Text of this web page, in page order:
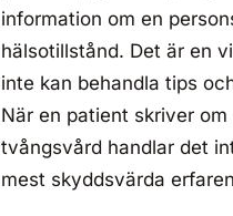
information om en
hälsotillstånd. Det är en
inte kan behandla tips
När en patient skriver
tvångsvård handlar det
mest skyddsvärda